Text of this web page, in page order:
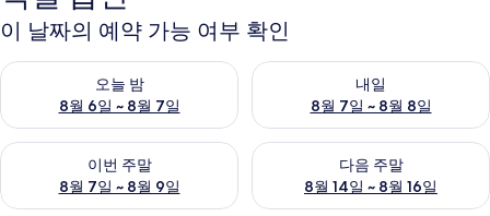
이 날짜의 예약 가능 여부 확인
오늘 밤
8월 6일 ~ 8월 7일
오늘 밤 예약 가능 여부 확인, 8월 6일 ~ 8월 7일
내일
8월 7일 ~ 8월 8일
내일 예약 가능 여부 확인, 8월
이번 주말
8월 7일 ~ 8월 9일
이번 주말 예약 가능 여부 확인, 8월 7일 ~ 8월 9일
다음 주말
8월 14일 ~ 8월 16일
다음 주말 예약 가능 여부 확인,